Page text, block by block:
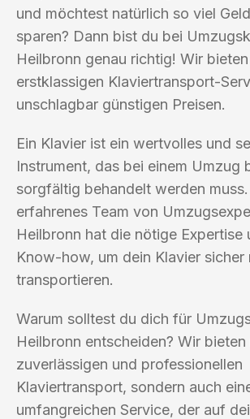
und möchtest natürlich so viel
sparen? Dann bist du bei
Heilbronn genau richtig! Wir
erstklassigen Klaviertransport-
unschlagbar günstigen Preisen.
Ein Klavier ist ein wertvolles und
Instrument, das bei einem Umzug
sorgfältig behandelt werden
erfahrenes Team von
Heilbronn hat die nötige Expertise
Know-how, um dein Klavier sicher
transportieren.
Warum solltest du dich für
Heilbronn entscheiden? Wir
zuverlässigen und professionellen
Klaviertransport, sondern auch
umfangreichen Service, der auf